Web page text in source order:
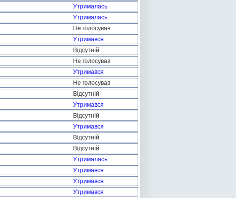
Утрималась
Утрималась
Не голосував
Утримався
Відсутній
Не голосував
Утримався
Не голосував
Відсутній
Утримався
Відсутній
Утримався
Відсутній
Відсутній
Утрималась
Утримався
Утримався
Утримався